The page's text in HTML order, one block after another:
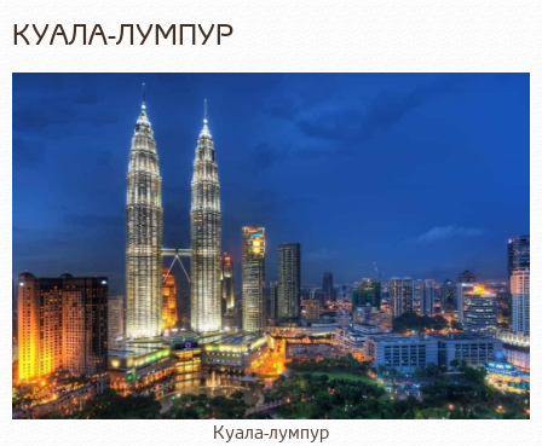
КУАЛА-ЛУМПУР
Куала-лумпур